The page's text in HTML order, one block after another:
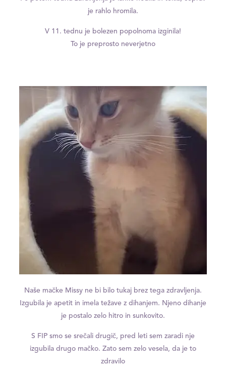
je rahlo hromila.
V 11. tednu je bolezen popolnoma izginila!
To je preprosto neverjetno
Naše mačke Missy ne bi bilo tukaj brez tega zdravljenja.
Izgubila je apetit in imela težave z dihanjem. Njeno dihanje
je postalo zelo hitro in sunkovito.
S FIP smo se srečali drugič, pred leti sem zaradi nje
izgubila drugo mačko. Zato sem zelo vesela, da je to
zdravilo